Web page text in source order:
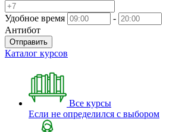
Удобное время
-
Антибот
Отправить
Каталог курсов
Все курсы
Если не определился с выбором